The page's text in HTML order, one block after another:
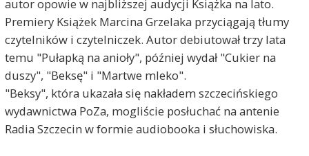
autor opowie w najbliższej audycji Książka na lato.
Premiery Książek Marcina Grzelaka przyciągają tłumy
czytelników i czytelniczek. Autor debiutował trzy lata
temu "Pułapką na anioły", później wydał "Cukier na
duszy", "Beksę" i "Martwe mleko".
"Beksy", która ukazała się nakładem szczecińskiego
wydawnictwa PoZa, mogliście posłuchać na antenie
Radia Szczecin w formie audiobooka i słuchowiska.